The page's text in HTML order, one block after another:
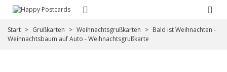
Start > Grußkarten > Weihnachtsgrußkarten > Bald ist Weihnachten -
Weihnachtsbaum auf Auto - Weihnachtsgrußkarte